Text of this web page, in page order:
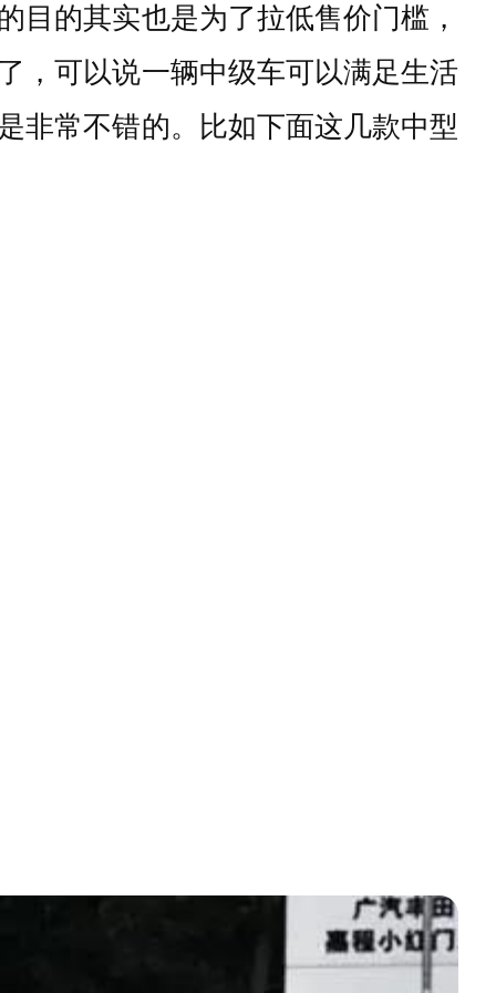
目的其实也是为了拉低售价门槛，
，可以说一辆中级车可以满足生活
非常不错的。比如下面这几款中型